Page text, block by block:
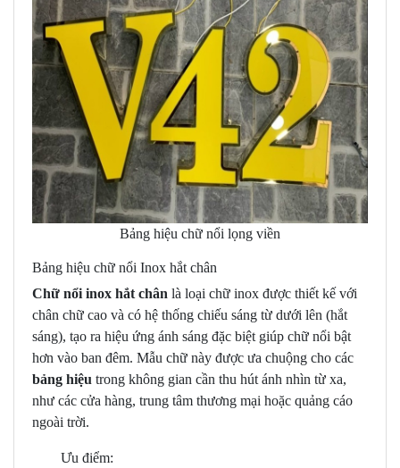
Bảng hiệu chữ nổi lọng viền
Bảng hiệu chữ nổi Inox hắt chân
Chữ nổi inox hắt chân là loại chữ inox được thiết kế với
chân chữ cao và có hệ thống chiếu sáng từ dưới lên (hắt
sáng), tạo ra hiệu ứng ánh sáng đặc biệt giúp chữ nổi bật
hơn vào ban đêm. Mẫu chữ này được ưa chuộng cho các
bảng hiệu trong không gian cần thu hút ánh nhìn từ xa,
như các cửa hàng, trung tâm thương mại hoặc quảng cáo
ngoài trời.
Ưu điểm: